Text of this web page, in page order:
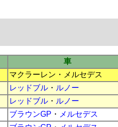
車
マクラーレン ・ メルセデス
レッドブル ・ ルノー
レッドブル ・ ルノー
ブラウンGP ・ メルセデス